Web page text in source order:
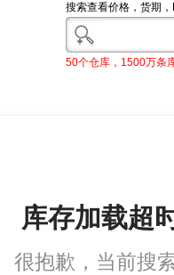
搜索查看价格，货期
50个仓库，1500万条
库存加载超
很抱歉，当前搜